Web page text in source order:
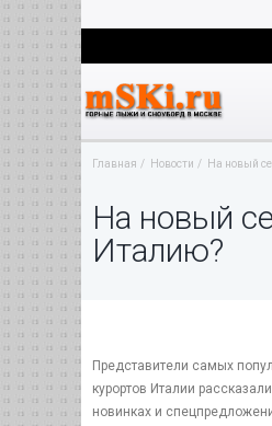
Главная Новости На новый
На новый
Италию?
Представители самых
курортов Италии
новинках и